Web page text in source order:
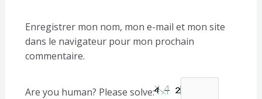
Enregistrer mon nom, mon e-mail et mon site
dans le navigateur pour mon prochain
commentaire.
Are you human? Please solve: